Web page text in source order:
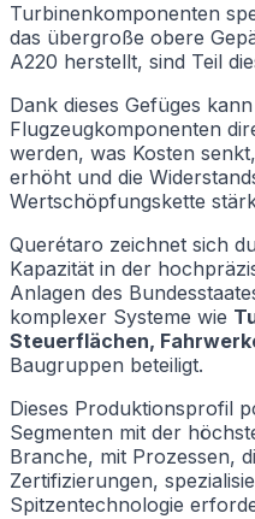
Turbinenkomponenten
das übergroße obere
A220 herstellt, sind Teil
Dank dieses Gefüges
Flugzeugkomponenten
werden, was Kosten
erhöht und die
Wertschöpfungskette
Querétaro zeichnet sich
Kapazität in der
Anlagen des
komplexer Systeme wie
Steuerflächen,
Baugruppen beteiligt.
Dieses Produktionsprofil
Segmenten mit der
Branche, mit Prozessen,
Zertifizierungen,
Spitzentechnologie